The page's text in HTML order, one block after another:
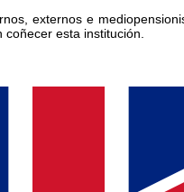
externos e
esta institución.